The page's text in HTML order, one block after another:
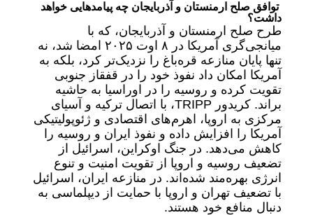
توافق صلح ارمنستان و آذربایجان چه پیامدهایی خواهد
داشت؟
طرح صلح ارمنستان و آذربایجان، که با
میانجی‌گری آمریکا در ۸ اوت ۲۰۲۵ امضا شد، نه
تنها پایان منازعه قره‌باغ را نزدیک‌تر کرد، بلکه به
آمریکا امکان داد نفوذ خود را در قفقاز جنوبی
تقویت کرده و روسیه را در اوراسیا به حاشیه
براند. کریدور TRIPP، با اتصال ترکیه و آسیای
مرکزی به اروپا، اهرم‌های اقتصادی و ژئوپولیتیکی
آمریکا را افزایش داده و نفوذ ایران و روسیه را
کاهش می‌دهد. در جنگ اوکراین، اسرائیل از
تضعیف روسیه و اروپا از تقویت امنیت و تنوع
انرژی بهره‌مند شده‌اند. در منازعه ایران، اسرائیل
با تضعیف تهران و اروپا با حمایت از دیپلماسی به
دنبال منافع خود هستند.